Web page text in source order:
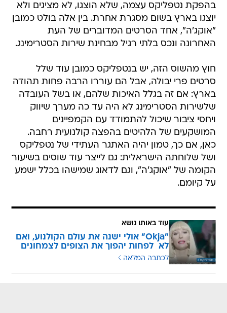
בהפקת נטפליקס עצמה, שלא הוצגו, לא מציגים ולא
יוצגו בארץ בשום מסגרת אחרת. בין אלה בולט כמובן
"אוקג'ה", אחד הסרטים המדוברים של העת
האחרונה ונכס בלתי רגיל מבחינת שירות הסטרימינג.
חוץ מהשוס הזה, יש בנטפליקס כמובן עוד שלל
סרטים פרי יבולה, אבל הם עוררו הרבה פחות תהודה
בארץ: אם זה בגלל האיכות שלהם, או בשל העובדה
שלשירות הסטרימינג לא היה עד כה מערך שיווק
ויחסי ציבור שיכול להתמודד עם הקמפיינים
המושקעים של הלהיטים בהפצה קולנועית רחבה.
כאן, אם כך, טמון יהיה האתגר העתידי של נטפליקס
ושל שלוחתה הישראלית: גם לייצר עוד שוסים בשיעור
הקומה של "אוקג'ה", וגם לדאוג שמישהו בכלל ישמע
על קיומם.
עוד באותו נושא
"Okja" אולי ישנה את עולם הקולנוע, ואם
לא  לפחות יהפוך את הצופים לצמחונים
לכתבה המלאה